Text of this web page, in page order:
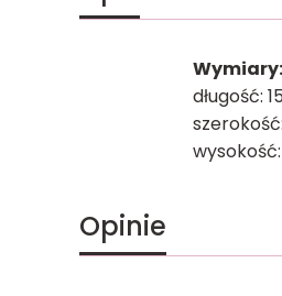
Wymiary:
długość:
Opinie